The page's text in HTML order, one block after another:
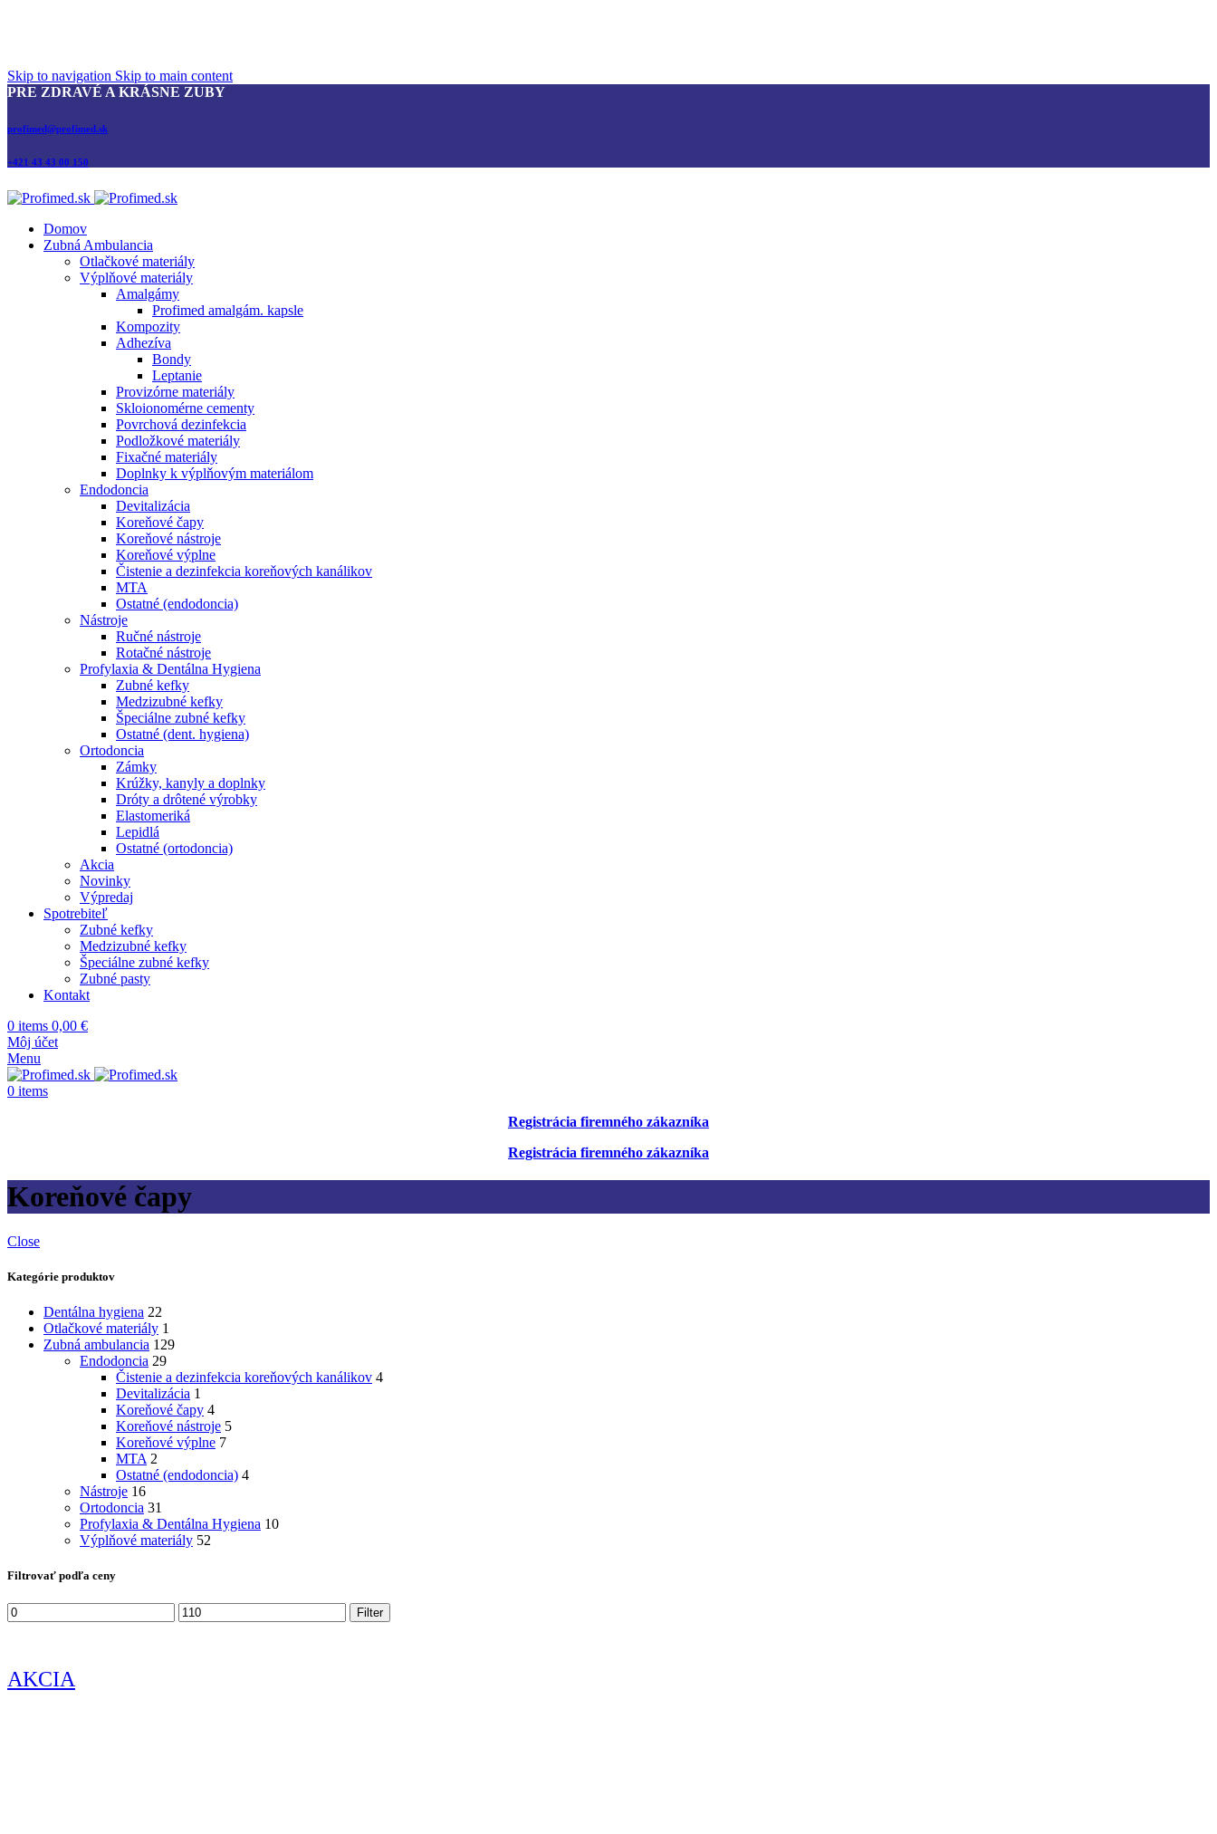
Skip to navigation Skip to main content
PRE ZDRAVÉ A KRÁSNE ZUBY
profimed@profimed.sk
+421 43 43 00 150
Domov
Zubná Ambulancia
Otlačkové materiály
Výplňové materiály
Amalgámy
Profimed amalgám. kapsle
Kompozity
Adhezíva
Bondy
Leptanie
Provizórne materiály
Skloionomérne cementy
Povrchová dezinfekcia
Podložkové materiály
Fixačné materiály
Doplnky k výplňovým materiálom
Endodoncia
Devitalizácia
Koreňové čapy
Koreňové nástroje
Koreňové výplne
Čistenie a dezinfekcia koreňových kanálikov
MTA
Ostatné (endodoncia)
Nástroje
Ručné nástroje
Rotačné nástroje
Profylaxia & Dentálna Hygiena
Zubné kefky
Medzizubné kefky
Špeciálne zubné kefky
Ostatné (dent. hygiena)
Ortodoncia
Zámky
Krúžky, kanyly a doplnky
Dróty a drôtené výrobky
Elastomeriká
Lepidlá
Ostatné (ortodoncia)
Akcia
Novinky
Výpredaj
Spotrebiteľ
Zubné kefky
Medzizubné kefky
Špeciálne zubné kefky
Zubné pasty
Kontakt
0 items 0,00 €
Môj účet
Menu
0 items
Registrácia firemného zákazníka
Registrácia firemného zákazníka
Koreňové čapy
Close
Kategórie produktov
Dentálna hygiena 22
Otlačkové materiály 1
Zubná ambulancia 129
Endodoncia 29
Čistenie a dezinfekcia koreňových kanálikov 4
Devitalizácia 1
Koreňové čapy 4
Koreňové nástroje 5
Koreňové výplne 7
MTA 2
Ostatné (endodoncia) 4
Nástroje 16
Ortodoncia 31
Profylaxia & Dentálna Hygiena 10
Výplňové materiály 52
Filtrovať podľa ceny
Minimálna
cena
Maximálna
cena
Filter
AKCIA